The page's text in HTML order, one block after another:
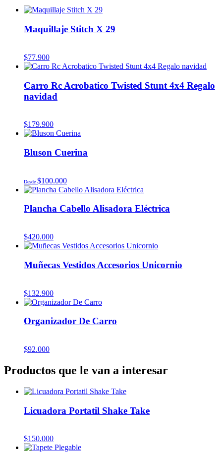
Maquillaje Stitch X 29
$77.900
Carro Rc Acrobatico Twisted Stunt 4x4 Regalo
navidad
$179.900
Bluson Cuerina
Desde $100.000
Plancha Cabello Alisadora Eléctrica
$420.000
Muñecas Vestidos Accesorios Unicornio
$132.900
Organizador De Carro
$92.000
Productos que le van a interesar
Licuadora Portatil Shake Take
$150.000